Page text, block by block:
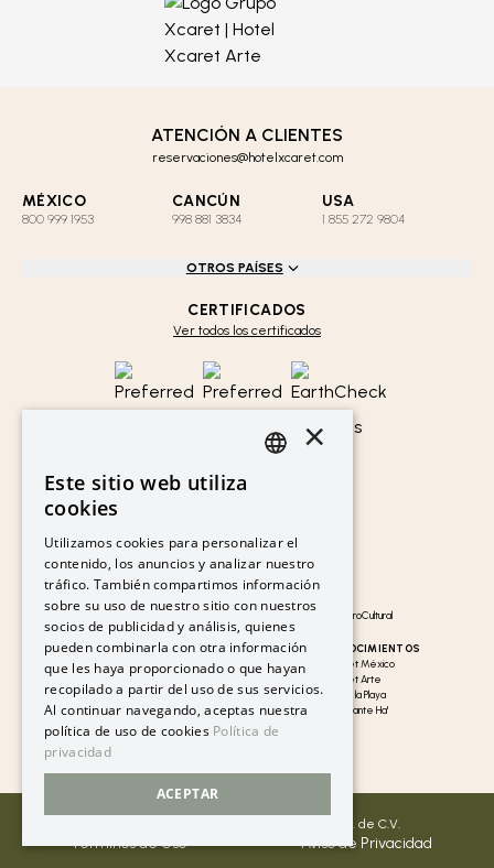
ATENCIÓN A CLIENTES
reservaciones@hotelxcaret.com
MÉXICO
800 999 1953
CANCÚN
998 881 3834
USA
1 855 272 9804
OTROS PAÍSES
CERTIFICADOS
Ver todos los certificados
LINKS DE INTERÉS
Blog Xcaret
Mapa de Sitio
Preguntas Frecuentes
Compra Segura
Hotel Xcaret México
La Casa de la Playa
Todos los hoteles
Apapaxoa Festival GastroCultural
GUÍA DE VIAJE
Hoteles en Cancún
Hoteles en Playa del Carmen
Hoteles en Riviera Maya
Vacaciones en Xcaret
Destinos Turísticos de México
Lugares para Luna de Miel
PREMIOS Y RECONOCIMIENTOS
Distinciones Hotel Xcaret México
Distinciones Hotel Xcaret Arte
Distinciones La Casa de la Playa
Estrella Michelín Restaurante Ha'
©Copyright Experiencias Xcaret Web S.A.P.I. de C.V.
Términos de Uso Aviso de Privacidad
EN
×
Este sitio web utiliza
cookies
Utilizamos cookies para personalizar el
contenido, los anuncios y analizar nuestro
tráfico. También compartimos información
sobre su uso de nuestro sitio con nuestros
socios de publicidad y análisis, quienes
pueden combinarla con otra información
que les haya proporcionado o que hayan
recopilado a partir del uso de sus servicios.
Al continuar navegando, aceptas nuestra
política de uso de cookies Política de
privacidad
ACEPTAR